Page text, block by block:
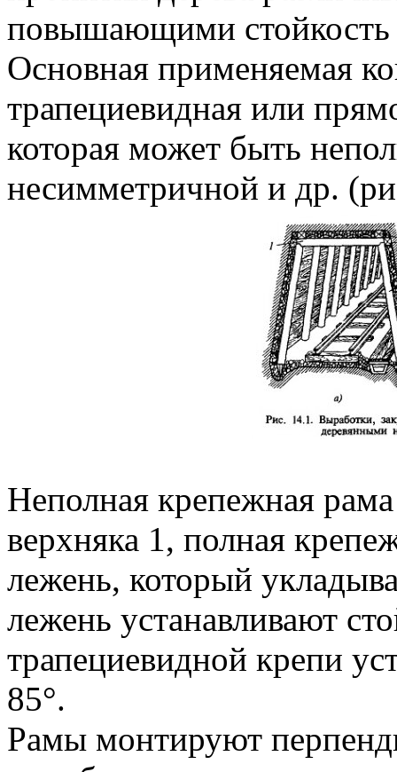
повышающими стойкость
Основная применяемая
трапециевидная или
которая может быть
несимметричной и др.
Неполная крепежная
верхняка 1, полная
лежень, который
лежень устанавливают
трапециевидной крепи
85°.
Рамы монтируют